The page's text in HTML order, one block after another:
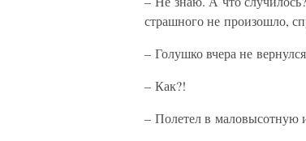
страшного не произошло,
– Голушко вчера не
– Как?!
– Полетел в маловысотную